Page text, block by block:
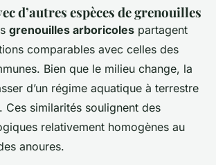
d’autres espèces de grenouilles
grenouilles arboricoles partagent
comparables avec celles des
Bien que le milieu change, la
d’un régime aquatique à terrestre
Ces similarités soulignent des
relativement homogènes au
anoures.